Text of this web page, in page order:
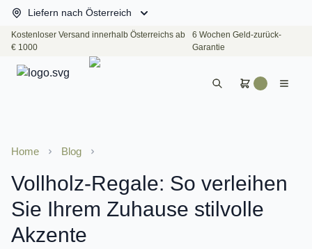
Liefern nach Österreich
Kostenloser Versand innerhalb Österreichs ab
€ 1000
6 Wochen Geld-zurück-
Garantie
Home Blog
Vollholz-Regale: So verleihen
Sie Ihrem Zuhause stilvolle
Akzente